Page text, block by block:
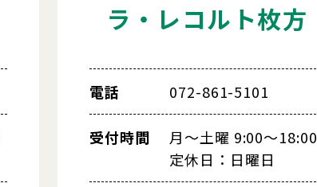
ラ・レコルト枚方
電話 072-861-5101
受付時間
月～土曜 9:00～18:00
定休日：日曜日